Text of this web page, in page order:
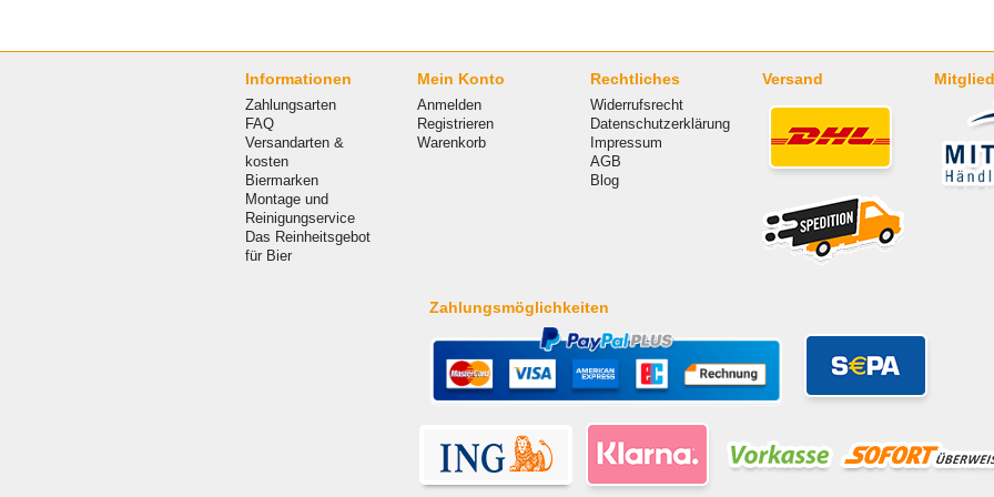
Informationen
Zahlungsarten
FAQ
Versandarten &
kosten
Biermarken
Montage und
Reinigungservice
Das Reinheitsgebot
für Bier
Mein Konto
Anmelden
Registrieren
Warenkorb
Rechtliches
Widerrufsrecht
Datenschutzerklärung
Impressum
AGB
Blog
Versand
Zahlungsmöglichkeiten